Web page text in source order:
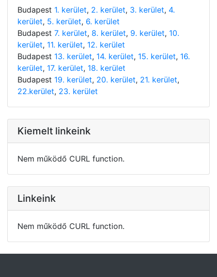
Budapest 1. kerület, 2. kerület, 3. kerület, 4.
kerület, 5. kerület, 6. kerület
Budapest 7. kerület, 8. kerület, 9. kerület, 10.
kerület, 11. kerület, 12. kerület
Budapest 13. kerület, 14. kerület, 15. kerület, 16.
kerület, 17. kerület, 18. kerület
Budapest 19. kerület, 20. kerület, 21. kerület,
22.kerület, 23. kerület
Kiemelt linkeink
Nem működő CURL function.
Linkeink
Nem működő CURL function.